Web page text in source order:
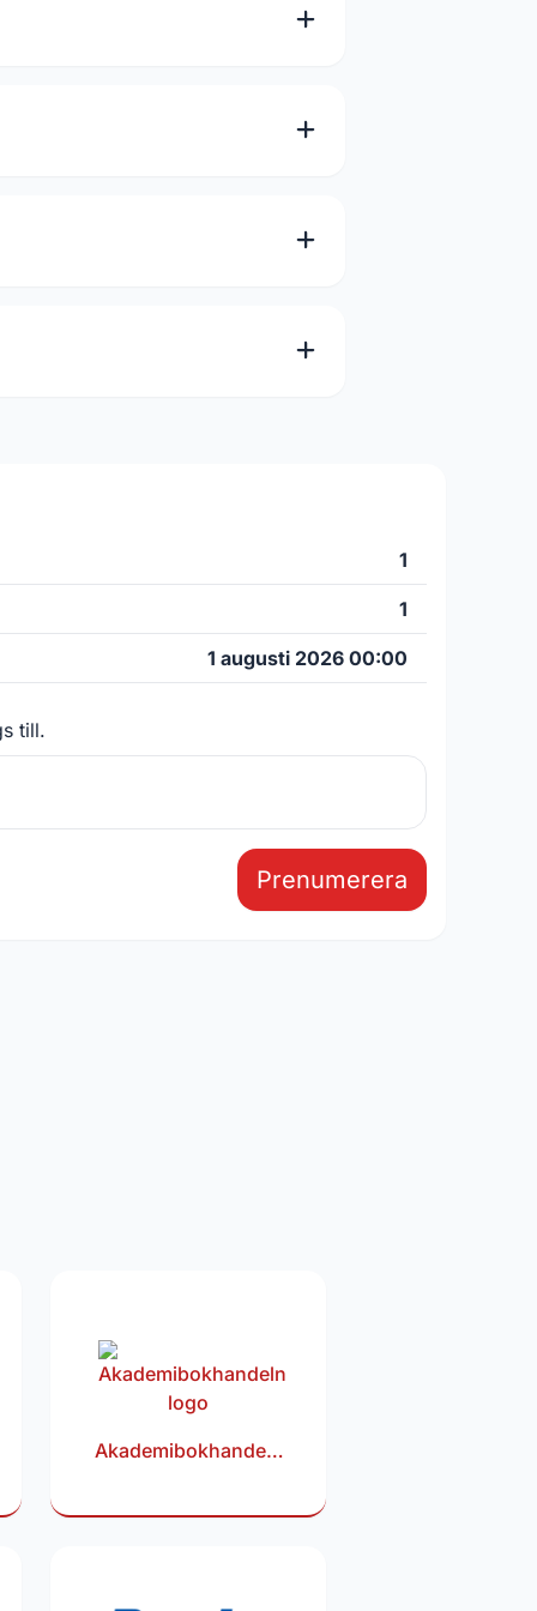
1
1
1 augusti 2026 00:00
till.
Prenumerera
Akademibokhandeln